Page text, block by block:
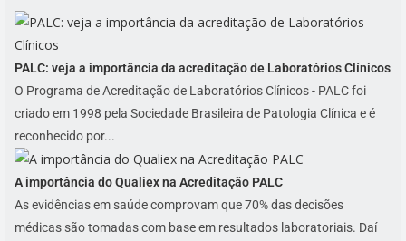
PALC: veja a importância da acreditação de Laboratórios Clínicos
O Programa de Acreditação de Laboratórios Clínicos - PALC foi
criado em 1998 pela Sociedade Brasileira de Patologia Clínica e é
reconhecido por...
A importância do Qualiex na Acreditação PALC
As evidências em saúde comprovam que 70% das decisões
médicas são tomadas com base em resultados laboratoriais. Daí